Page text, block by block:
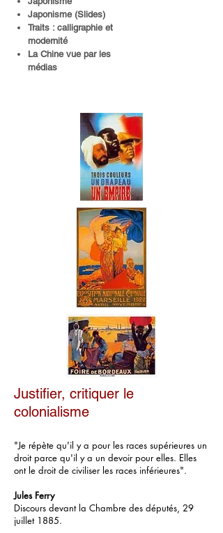
Japonisme (Slides)
Traits : calligraphie et
modernité
La Chine vue par les
médias
Justifier, critiquer le
colonialisme
"Je répète qu'il y a pour les races supérieures un
droit parce qu'il y a un devoir pour elles. Elles
ont le droit de civiliser les races inférieures".
Jules Ferry
Discours devant la Chambre des députés, 29
juillet 1885.